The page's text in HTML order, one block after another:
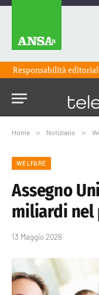
Responsabilità
Home » Notiziario »
WELFARE
Assegno
miliardi
13 Maggio 2026